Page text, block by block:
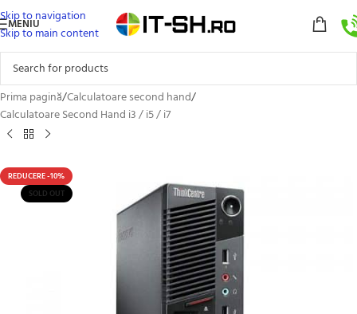
Skip to navigation
Skip to main content
MENIU
Prima pagină/Calculatoare second hand/
Calculatoare Second Hand i3 / i5 / i7
REDUCERE -10%
SOLD OUT